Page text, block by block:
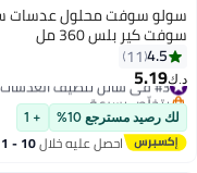
سولو سوفت محلول عدسات
سوفت كير بلس 360 مل
4.5
11
د.ك‏5.19
#3 في سائل تنظيف العدسات
بتخلّص بسرعة
#3 في سائل تنظيف العدسات
لك رصيد مسترجع 10% + 1
احصل عليه خلال